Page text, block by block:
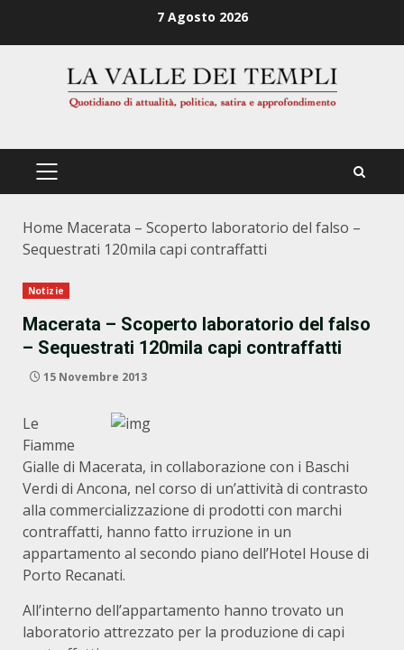
7 Agosto 2026
PRIMÄRES
Home Macerata – Scoperto laboratorio del falso –
Sequestrati 120mila capi contraffatti
Notizie
Macerata – Scoperto laboratorio del falso
– Sequestrati 120mila capi contraffatti
15 Novembre 2013
Le
Fiamme
Gialle di Macerata, in collaborazione con i Baschi
Verdi di Ancona, nel corso di un’attività di contrasto
alla commercializzazione di prodotti con marchi
contraffatti, hanno fatto irruzione in un
appartamento al secondo piano dell’Hotel House di
Porto Recanati.
All’interno dell’appartamento hanno trovato un
laboratorio attrezzato per la produzione di capi